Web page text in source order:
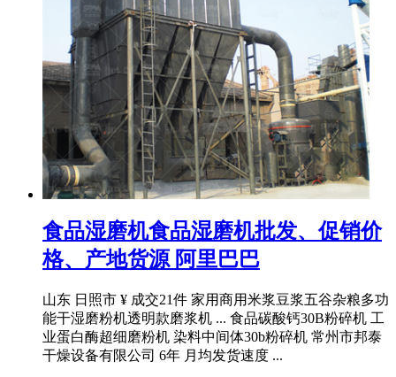
食品湿磨机食品湿磨机批发、促销价
格、产地货源 阿里巴巴
山东 日照市 ¥ 成交21件 家用商用米浆豆浆五谷杂粮多功
能干湿磨粉机透明款磨浆机 ... 食品碳酸钙30B粉碎机 工
业蛋白酶超细磨粉机 染料中间体30b粉碎机 常州市邦泰
干燥设备有限公司 6年 月均发货速度 ...